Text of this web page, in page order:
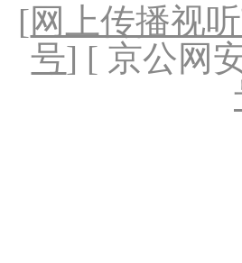
[网上传播视
号] [ 京公网